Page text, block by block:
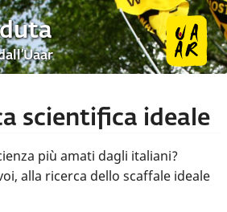
scientifica ideale
più amati dagli italiani?
alla ricerca dello scaffale ideale